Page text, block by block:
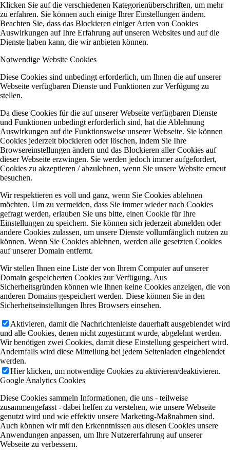
Klicken Sie auf die verschiedenen Kategorienüberschriften, um mehr
zu erfahren. Sie können auch einige Ihrer Einstellungen ändern.
Beachten Sie, dass das Blockieren einiger Arten von Cookies
Auswirkungen auf Ihre Erfahrung auf unseren Websites und auf die
Dienste haben kann, die wir anbieten können.
Notwendige Website Cookies
Diese Cookies sind unbedingt erforderlich, um Ihnen die auf unserer
Webseite verfügbaren Dienste und Funktionen zur Verfügung zu
stellen.
Da diese Cookies für die auf unserer Webseite verfügbaren Dienste
und Funktionen unbedingt erforderlich sind, hat die Ablehnung
Auswirkungen auf die Funktionsweise unserer Webseite. Sie können
Cookies jederzeit blockieren oder löschen, indem Sie Ihre
Browsereinstellungen ändern und das Blockieren aller Cookies auf
dieser Webseite erzwingen. Sie werden jedoch immer aufgefordert,
Cookies zu akzeptieren / abzulehnen, wenn Sie unsere Website erneut
besuchen.
Wir respektieren es voll und ganz, wenn Sie Cookies ablehnen
möchten. Um zu vermeiden, dass Sie immer wieder nach Cookies
gefragt werden, erlauben Sie uns bitte, einen Cookie für Ihre
Einstellungen zu speichern. Sie können sich jederzeit abmelden oder
andere Cookies zulassen, um unsere Dienste vollumfänglich nutzen zu
können. Wenn Sie Cookies ablehnen, werden alle gesetzten Cookies
auf unserer Domain entfernt.
Wir stellen Ihnen eine Liste der von Ihrem Computer auf unserer
Domain gespeicherten Cookies zur Verfügung. Aus
Sicherheitsgründen können wie Ihnen keine Cookies anzeigen, die von
anderen Domains gespeichert werden. Diese können Sie in den
Sicherheitseinstellungen Ihres Browsers einsehen.
Aktivieren, damit die Nachrichtenleiste dauerhaft ausgeblendet wird
und alle Cookies, denen nicht zugestimmt wurde, abgelehnt werden.
Wir benötigen zwei Cookies, damit diese Einstellung gespeichert wird.
Andernfalls wird diese Mitteilung bei jedem Seitenladen eingeblendet
werden.
Hier klicken, um notwendige Cookies zu aktivieren/deaktivieren.
Google Analytics Cookies
Diese Cookies sammeln Informationen, die uns - teilweise
zusammengefasst - dabei helfen zu verstehen, wie unsere Webseite
genutzt wird und wie effektiv unsere Marketing-Maßnahmen sind.
Auch können wir mit den Erkenntnissen aus diesen Cookies unsere
Anwendungen anpassen, um Ihre Nutzererfahrung auf unserer
Webseite zu verbessern.